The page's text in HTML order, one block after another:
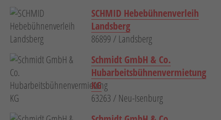
SCHMID Hebebühnenverleih
Landsberg
86899 / Landsberg
Schmidt GmbH & Co.
Hubarbeitsbühnenvermietung
KG
63263 / Neu-Isenburg